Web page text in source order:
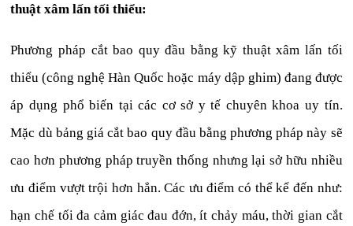
thuật xâm lấn tối thiểu:
Phương pháp cắt bao quy đầu bằng kỹ thuật xâm lấn tối
thiểu (công nghệ Hàn Quốc hoặc máy dập ghim) đang được
áp dụng phổ biến tại các cơ sở y tế chuyên khoa uy tín.
Mặc dù bảng giá cắt bao quy đầu bằng phương pháp này sẽ
cao hơn phương pháp truyền thống nhưng lại sở hữu nhiều
ưu điểm vượt trội hơn hẳn. Các ưu điểm có thể kể đến như:
hạn chế tối đa cảm giác đau đớn, ít chảy máu, thời gian cắt